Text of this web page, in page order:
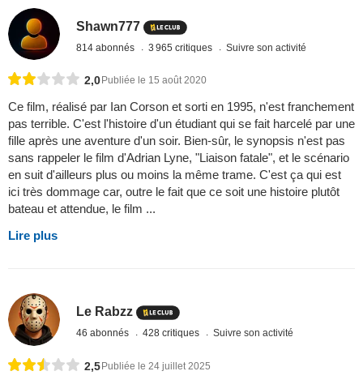
Shawn777
814 abonnés 3 965 critiques Suivre son activité
2,0 Publiée le 15 août 2020
Ce film, réalisé par Ian Corson et sorti en 1995, n'est franchement
pas terrible. C'est l'histoire d'un étudiant qui se fait harcelé par une
fille après une aventure d'un soir. Bien-sûr, le synopsis n'est pas
sans rappeler le film d'Adrian Lyne, "Liaison fatale", et le scénario
en suit d'ailleurs plus ou moins la même trame. C'est ça qui est
ici très dommage car, outre le fait que ce soit une histoire plutôt
bateau et attendue, le film ...
Lire plus
Le Rabzz
46 abonnés 428 critiques Suivre son activité
2,5Publiée le 24 juillet 2025